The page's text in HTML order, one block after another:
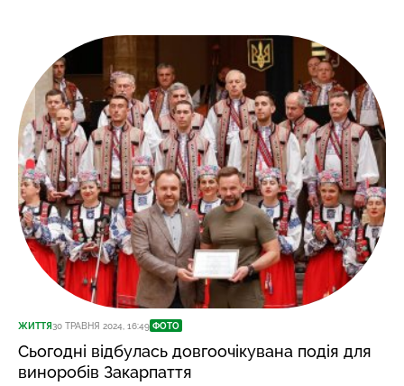
ЖИТТЯ30 ТРАВНЯ 2024, 16:49 ФОТО
Сьогодні відбулась довгоочікувана подія для
виноробів Закарпаття